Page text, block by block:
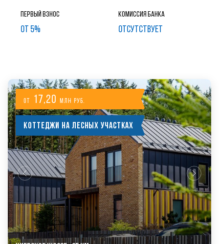
Первый взнос
от 5%
Комиссия банка
ОТСУТСТВУЕТ
от 17,20 млн руб.
Коттеджи на лесных участках